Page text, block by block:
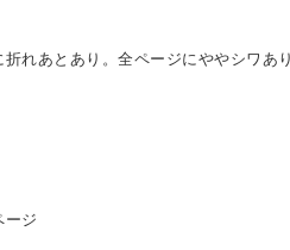
れあとあり。全ページにややシワあり
ージ